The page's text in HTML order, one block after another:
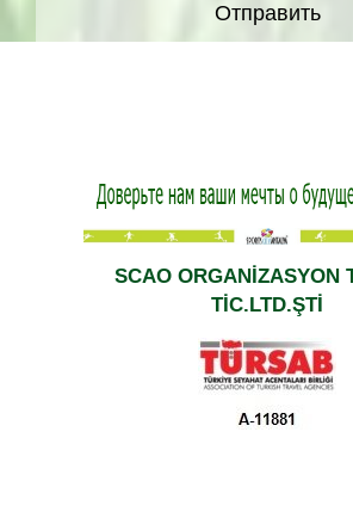
Отправить
SCAO ORGANİZASYON
TİC.LTD.ŞTİ